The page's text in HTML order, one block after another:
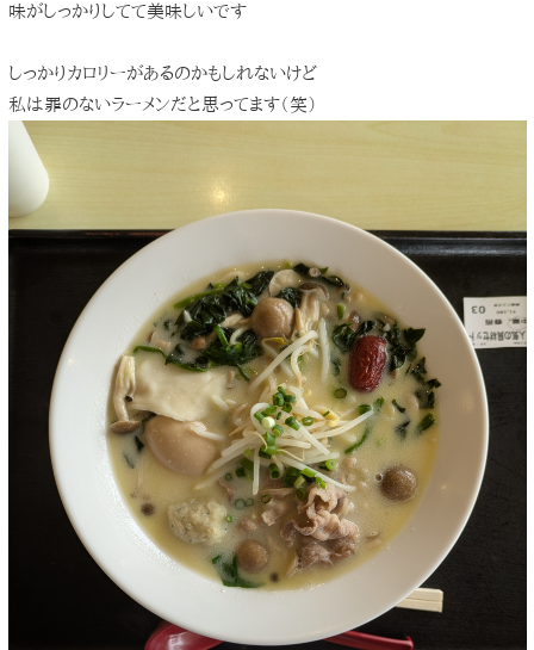
味がしっかりしてて美味しいです
しっかりカロリーがあるのかもしれないけど
私は罪のないラーメンだと思ってます（笑）